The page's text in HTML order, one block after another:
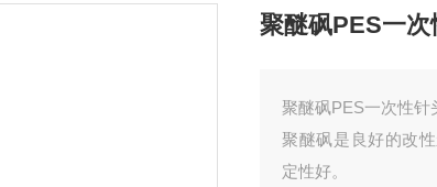
聚醚砜PES一
聚醚砜PES一次性针
聚醚砜是良好的改
定性好。